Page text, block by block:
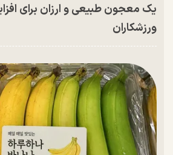
یک معجون طبیعی و ارزان برای
ورزشکاران